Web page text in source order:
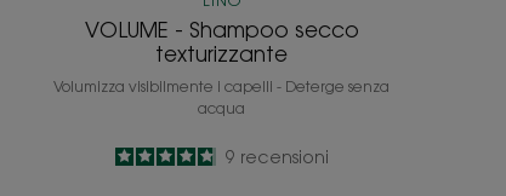
VOLUME - Shampoo secco
texturizzante
Volumizza visibilmente i capelli - Deterge senza
acqua
4.8
/
5
9 recensioni